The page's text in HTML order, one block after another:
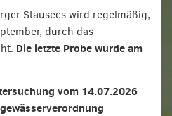
Stausees wird regelmäßig,
durch das
Die letzte Probe wurde am
vom 14.07.2026